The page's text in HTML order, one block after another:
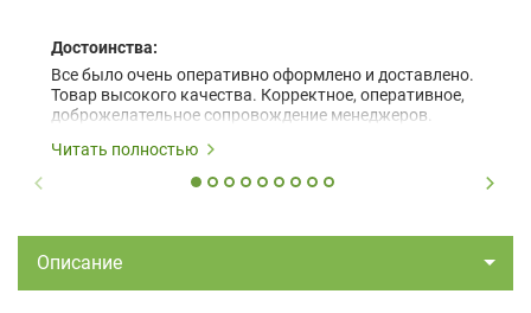
Достоинства:
Все было очень оперативно оформлено и доставлено.
Товар высокого качества. Корректное, оперативное,
доброжелательное сопровождение менеджеров.
Читать полностью
Описание